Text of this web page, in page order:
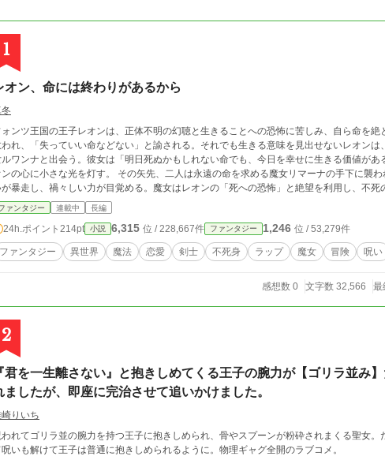
1
オン、命には終わりがあるから
ンツ王国の王子レオンは、正体不明の幻聴と生きることへの恐怖に苦しみ、自ら命を
れ、「失っていい命などない」と諭される。それでも生きる意味を見出せないレオン
ワンナと出会う。彼女は「明日死ぬかもしれない命でも、今日を幸せに生きる価値が
小さな光を灯す。 その矢先、二人は永遠の命を求める魔女リマーナの手下に襲われる。レオンの中に眠っていた魔女の呪
暴走し、禍々しい力が目覚める。魔女はレオンの「死への恐怖」と絶望を利用し、不
兵団長アーサー、タブ爺、治癒魔法師として認められたルワンナらと共
女討伐隊へ加わる。旅の中で彼らは命と向き合い、それぞれが「生きる意味」を問い続
信念、そして人々の想いに触れる中で、レオンは少しずつ自らの絶望を乗り越え、「命
り着いていく。 最終決戦で、不死の力を得ようとする魔女リマーナと、「限りある命の尊さ」を信じるレオンとルワンナ
突する。希望の光を宿した聖なる力と、命を想う治癒魔法が一つになった時、世界の命
ァンタジー 連載中 長編
24h.ポイント 214pt 小説 6,315 位 / 228,667件 ファンタジー 1,246 位 / 53,279件
ファンタジー 異世界 魔法 恋愛 剣士 不死身 ラップ 魔女 冒険 呪い
感想数 0 文字数 32,566 最
2
君を一生離さない』と抱きしめてくる王子の腕力が【ゴリラ並み
ましたが、即座に完治させて追いかけました。
りいち
れてゴリラ並の腕力を持つ王子に抱きしめられ、骨やスプーンが粉砕されまくる聖女
いも解けて王子は普通に抱きしめられるように。物理ギャグ全開のラブコメ。